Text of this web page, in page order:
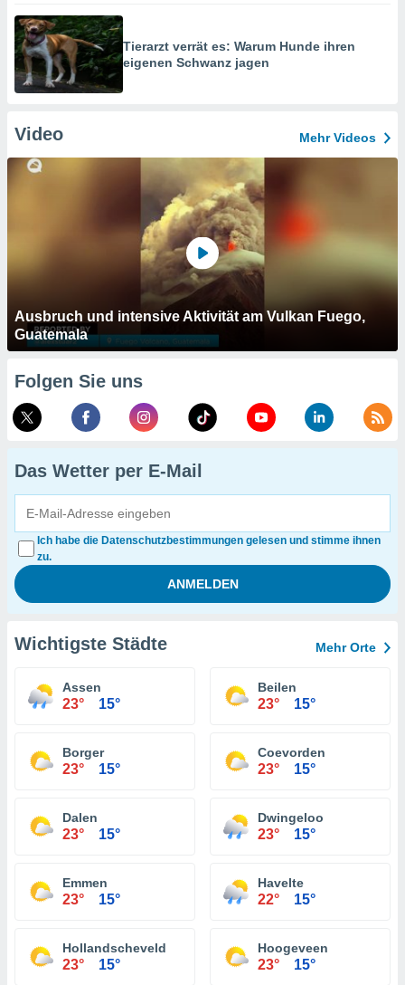
Tierarzt verrät es: Warum Hunde ihren
eigenen Schwanz jagen
Video Mehr Videos
Ausbruch und intensive Aktivität am Vulkan Fuego,
Guatemala
Folgen Sie uns
Das Wetter per E-Mail
Ich habe die Datenschutzbestimmungen gelesen und stimme ihnen
zu.
Wichtigste Städte Mehr Orte
Assen
23° 15°
Beilen
23° 15°
Borger
23° 15°
Coevorden
23° 15°
Dalen
23° 15°
Dwingeloo
23° 15°
Emmen
23° 15°
Havelte
22° 15°
Hollandscheveld
23° 15°
Hoogeveen
23° 15°